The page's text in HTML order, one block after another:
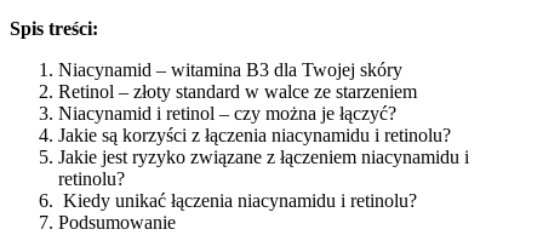
Spis treści:
Niacynamid – witamina B3 dla Twojej skóry
Retinol – złoty standard w walce ze starzeniem
Niacynamid i retinol – czy można je łączyć?
Jakie są korzyści z łączenia niacynamidu i retinolu?
Jakie jest ryzyko związane z łączeniem niacynamidu i
retinolu?
Kiedy unikać łączenia niacynamidu i retinolu?
Podsumowanie